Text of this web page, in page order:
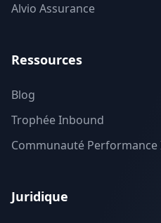
Alvio Assurance
Ressources
Blog
Trophée Inbound
Communauté
Juridique